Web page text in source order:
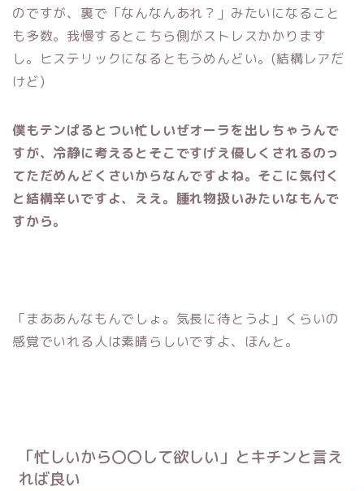
のですが、裏で「なんなんあれ？」みたいになること
も多数。我慢するとこちら側がストレスかかります
し。ヒステリックになるともうめんどい。(結構レアだ
けど)
僕もテンぱるとつい忙しいぜオーラを出しちゃうんで
すが、冷静に考えるとそこですげえ優しくされるのっ
てただめんどくさいからなんですよね。そこに気付く
と結構辛いですよ、ええ。腫れ物扱いみたいなもんで
すから。
「まああんなもんでしょ。気長に待とうよ」くらいの
感覚でいれる人は素晴らしいですよ、ほんと。
「忙しいから〇〇して欲しい」とキチンと言え
れば良い